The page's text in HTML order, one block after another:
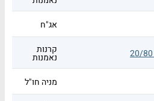
אג"ח
קרנות
נאמנות
מניה חו"ל